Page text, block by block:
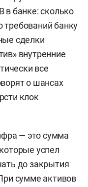
в банке: сколько
банку
сделки
внутренние
все
о шансах
клок
— это сумма
успел
до закрытия
сумме активов